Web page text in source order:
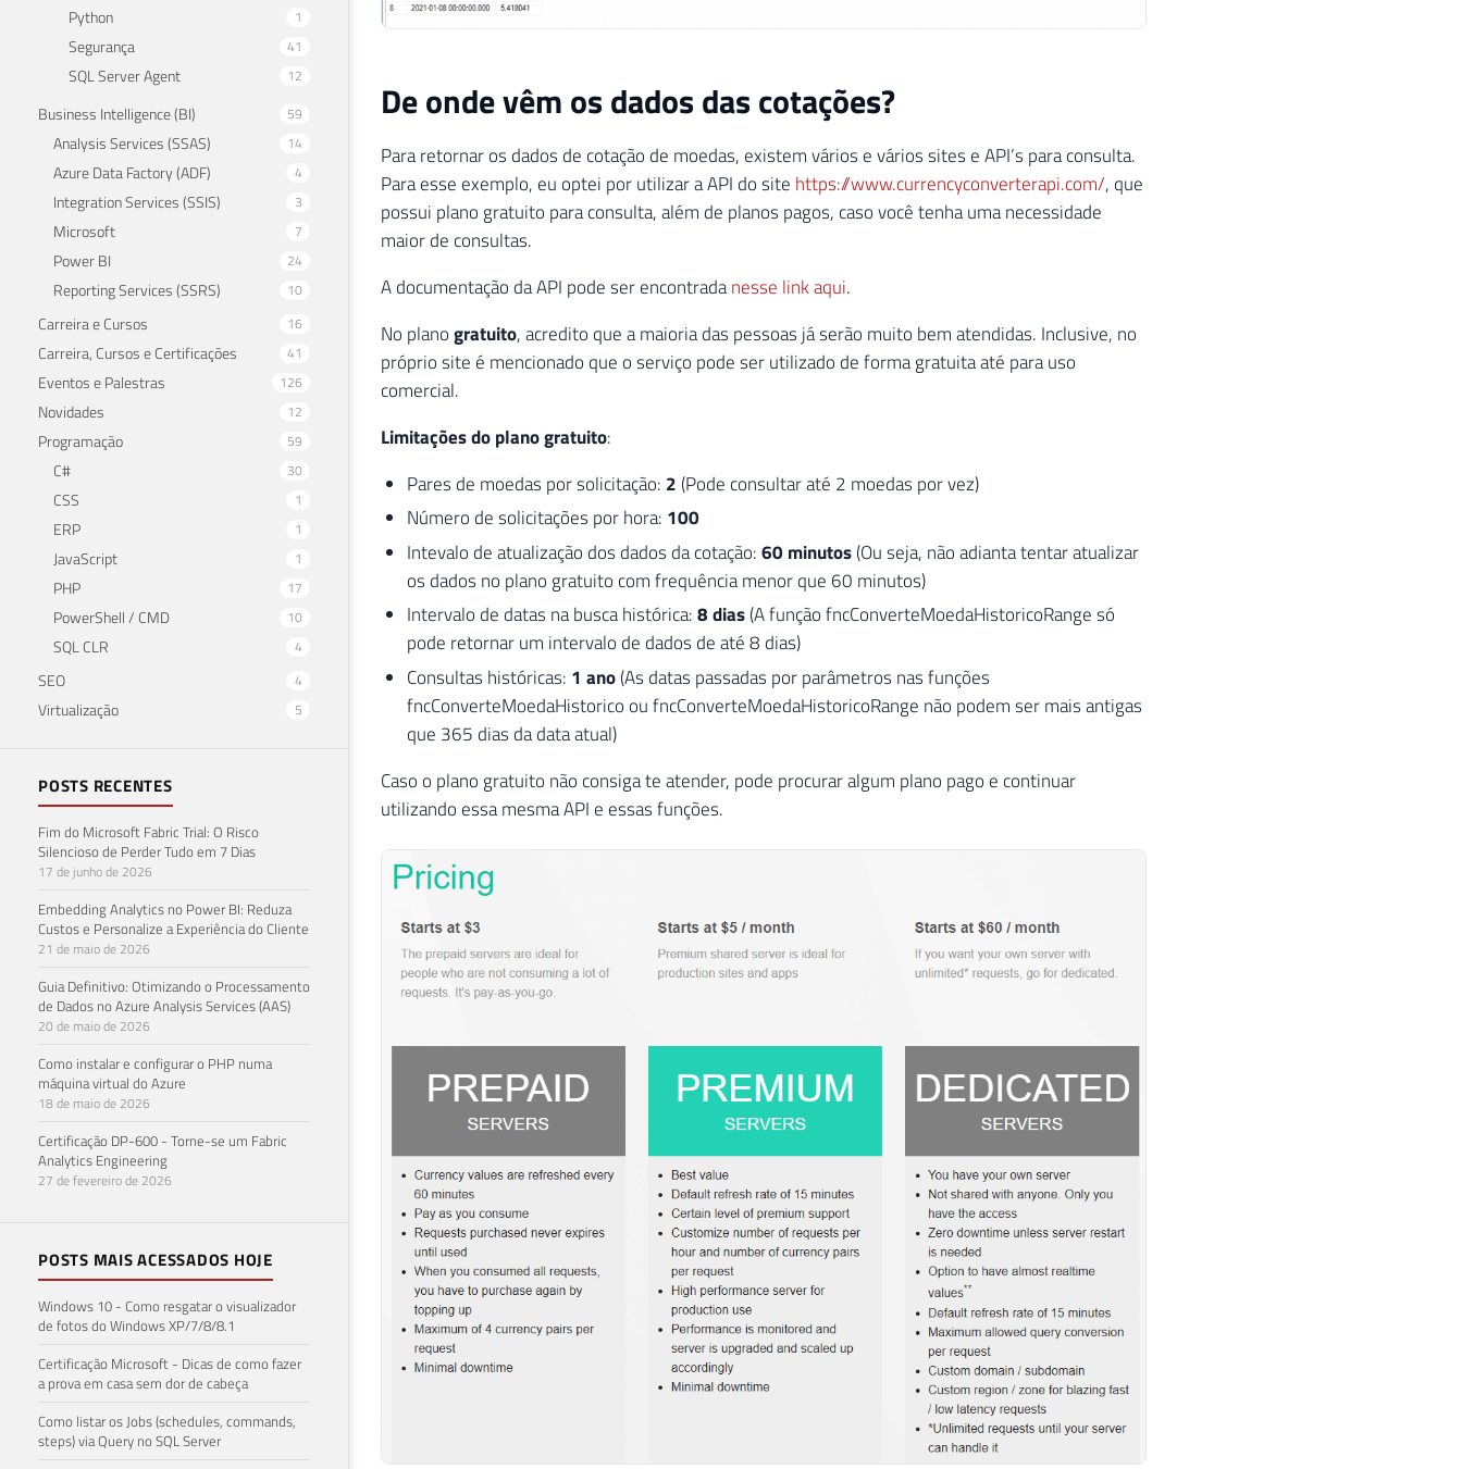
Python 1
Segurança 41
SQL Server Agent 12
Business Intelligence (BI) 59
Analysis Services (SSAS) 14
Azure Data Factory (ADF) 4
Integration Services (SSIS) 3
Microsoft 7
Power BI 24
Reporting Services (SSRS) 10
Carreira e Cursos 16
Carreira, Cursos e Certificações 41
Eventos e Palestras 126
Novidades 12
Programação 59
C# 30
CSS 1
ERP 1
JavaScript 1
PHP 17
PowerShell / CMD 10
SQL CLR 4
SEO 4
Virtualização 5
POSTS RECENTES
Fim do Microsoft Fabric Trial: O Risco
Silencioso de Perder Tudo em 7 Dias
17 de junho de 2026
Embedding Analytics no Power BI: Reduza
Custos e Personalize a Experiência do Cliente
21 de maio de 2026
Guia Definitivo: Otimizando o Processamento
de Dados no Azure Analysis Services (AAS)
20 de maio de 2026
Como instalar e configurar o PHP numa
máquina virtual do Azure
18 de maio de 2026
Certificação DP-600 - Torne-se um Fabric
Analytics Engineering
27 de fevereiro de 2026
POSTS MAIS ACESSADOS HOJE
Windows 10 - Como resgatar o visualizador
de fotos do Windows XP/7/8/8.1
Certificação Microsoft - Dicas de como fazer
a prova em casa sem dor de cabeça
Como listar os Jobs (schedules, commands,
steps) via Query no SQL Server
De onde vêm os dados das cotações?
Para retornar os dados de cotação de moedas, existem vários e vários sites e API’s para consulta.
Para esse exemplo, eu optei por utilizar a API do site https://www.currencyconverterapi.com/, que
possui plano gratuito para consulta, além de planos pagos, caso você tenha uma necessidade
maior de consultas.
A documentação da API pode ser encontradanesse link aqui.
No planogratuito, acredito que a maioria das pessoas já serão muito bem atendidas. Inclusive, no
próprio site é mencionado que o serviço pode ser utilizado de forma gratuita até para uso
comercial.
Limitações do plano gratuito:
Pares de moedas por solicitação: 2 (Pode consultar até 2 moedas por vez)
Número de solicitações por hora: 100
Intevalo de atualização dos dados da cotação:60 minutos(Ou seja, não adianta tentar atualizar
os dados no plano gratuito com frequência menor que 60 minutos)
Intervalo de datas na busca histórica:8 dias(A função fncConverteMoedaHistoricoRange só
pode retornar um intervalo de dados de até 8 dias)
Consultas históricas: 1 ano(As datas passadas por parâmetros nas funções
fncConverteMoedaHistorico ou fncConverteMoedaHistoricoRange não podem ser mais antigas
que 365 dias da data atual)
Caso o plano gratuito não consiga te atender, pode procurar algum plano pago e continuar
utilizando essa mesma API e essas funções.